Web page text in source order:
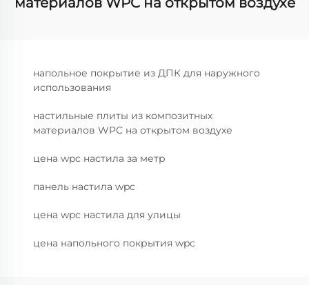
напольное покрытие из ДПК для наружного
использования
настильные плиты из композитных
материалов WPC на открытом воздухе
цена wpc настила за метр
панель настила wpc
цена wpc настила для улицы
цена напольного покрытия wpc